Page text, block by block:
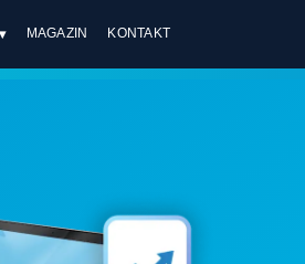
MAGAZIN KONTAKT